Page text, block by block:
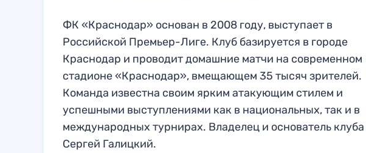
ФК «Краснодар» основан в 2008 году, выступает в
Российской Премьер-Лиге. Клуб базируется в городе
Краснодар и проводит домашние матчи на современном
стадионе «Краснодар», вмещающем 35 тысяч зрителей.
Команда известна своим ярким атакующим стилем и
успешными выступлениями как в национальных, так и в
международных турнирах. Владелец и основатель
Сергей Галицкий.